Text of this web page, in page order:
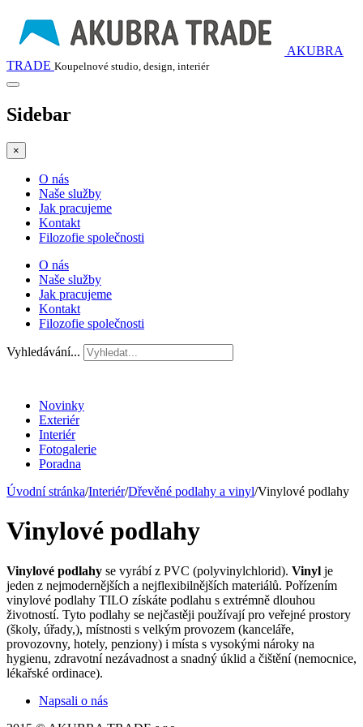
AKUBRA
TRADE Koupelnové studio, design, interiér
Sidebar
×
O nás
Naše služby
Jak pracujeme
Kontakt
Filozofie společnosti
O nás
Naše služby
Jak pracujeme
Kontakt
Filozofie společnosti
Vyhledávání...
Novinky
Exteriér
Interiér
Fotogalerie
Poradna
Úvodní stránka/Interiér/Dřevěné podlahy a vinyl/Vinylové podlahy
Vinylové podlahy
Vinylové podlahy se vyrábí z PVC (polyvinylchlorid). Vinyl je
jeden z nejmodernějších a nejflexibilnějších materiálů. Pořízením
vinylové podlahy TILO získáte podlahu s extrémně dlouhou
životností. Tyto podlahy se nejčastěji používají pro veřejné prostory
(školy, úřady,), místnosti s velkým provozem (kanceláře,
provozovny, hotely, penziony) i místa s vysokými nároky na
hygienu, zdravotní nezávadnost a snadný úklid a čištění (nemocnice,
lékařské ordinace).
Napsali o nás